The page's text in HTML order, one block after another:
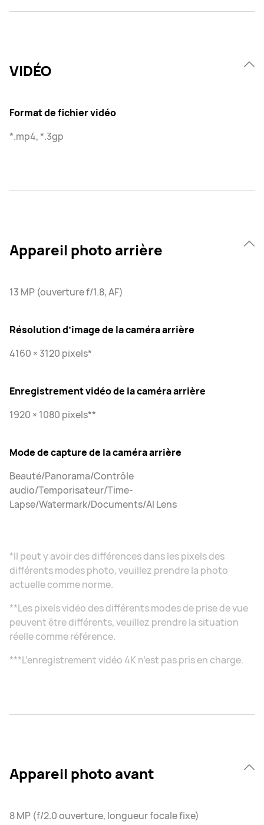
VIDÉO
Format de fichier vidéo
*.mp4, *.3gp
Appareil photo arrière
13 MP (ouverture f/1.8, AF)
Résolution d’image de la caméra arrière
4160 × 3120 pixels*
Enregistrement vidéo de la caméra arrière
1920 × 1080 pixels**
Mode de capture de la caméra arrière
Beauté/Panorama/Contrôle
audio/Temporisateur/Time-
Lapse/Watermark/Documents/AI Lens
*Il peut y avoir des différences dans les pixels des
différents modes photo, veuillez prendre la photo
actuelle comme norme.
**Les pixels vidéo des différents modes de prise de vue
peuvent être différents, veuillez prendre la situation
réelle comme référence.
***L’enregistrement vidéo 4K n’est pas pris en charge.
Appareil photo avant
8 MP (f/2.0 ouverture, longueur focale fixe)